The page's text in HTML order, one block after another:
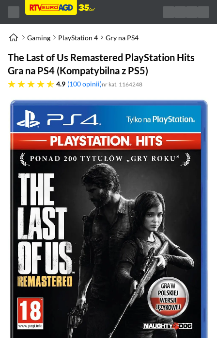
Gaming PlayStation 4 Gry na PS4
The Last of Us Remastered PlayStation Hits
Gra na PS4 (Kompatybilna z PS5)
4.9
4.9 gwiazdek 100 opinii nr kat. 1164248